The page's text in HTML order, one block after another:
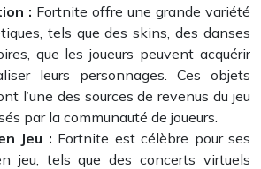
: Fortnite offre une grande variété
tels que des skins, des danses
que les joueurs peuvent acquérir
leurs personnages. Ces objets
l’une des sources de revenus du jeu
par la communauté de joueurs.
Jeu : Fortnite est célèbre pour ses
jeu, tels que des concerts virtuels